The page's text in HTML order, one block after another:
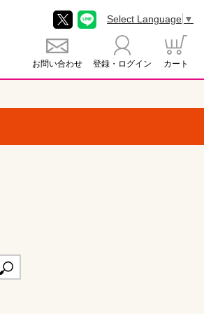
お問い合わせ 登録・ログイン カート
Select Language ▼